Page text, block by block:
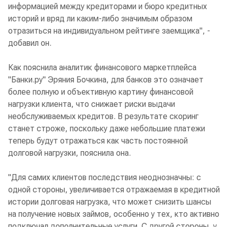
информацией между кредиторами и бюро кредитных
историй и вряд ли каким-либо значимым образом
отразиться на индивидуальном рейтинге заемщика", -
добавил он.
Как пояснила аналитик финансового маркетплейса
"Банки.ру" Эряния Бочкина, для банков это означает
более полную и объективную картину финансовой
нагрузки клиента, что снижает риски выдачи
необслуживаемых кредитов. В результате скоринг
станет строже, поскольку даже небольшие платежи
теперь будут отражаться как часть постоянной
долговой нагрузки, пояснила она.
"Для самих клиентов последствия неоднозначны: с
одной стороны, увеличивается отражаемая в кредитной
истории долговая нагрузка, что может снизить шансы
на получение новых займов, особенно у тех, кто активно